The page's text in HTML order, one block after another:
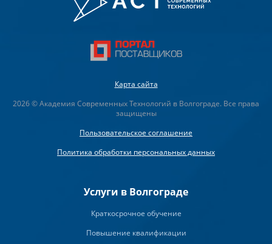
Карта сайта
2026 © Академия Современных Технологий в Волгограде. Все права
защищены
Пользовательское соглашение
Политика обработки персональных данных
Услуги в Волгограде
Краткосрочное обучение
Повышение квалификации